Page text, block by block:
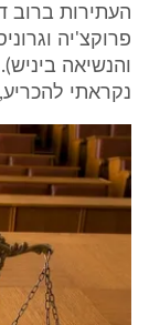
העתירות ברוב
פרוקצ'יה
והנשיאה
נקראתי